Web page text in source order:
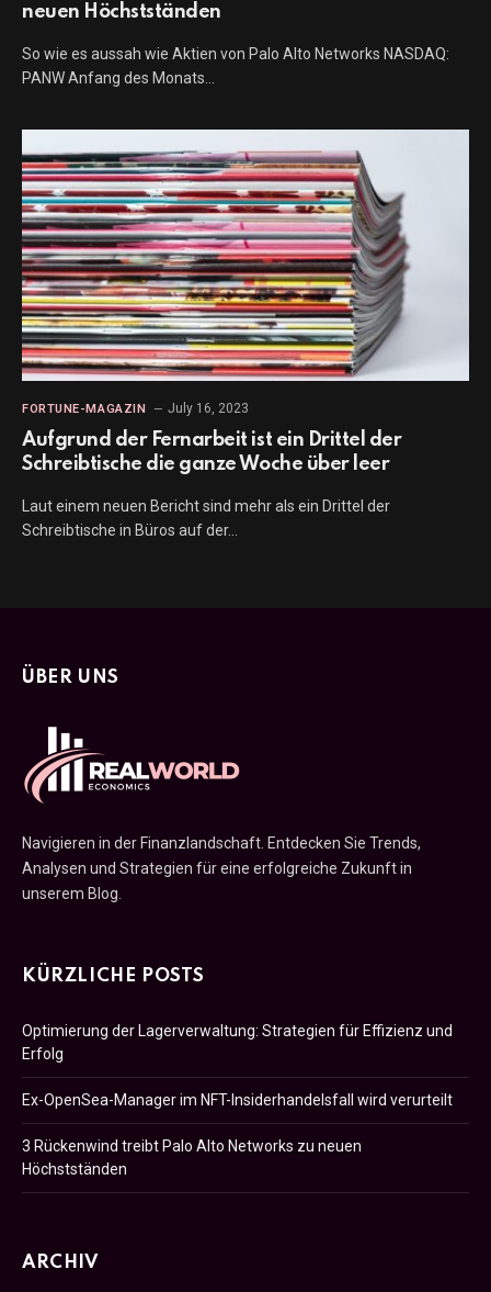
neuen Höchstständen
So wie es aussah wie Aktien von Palo Alto Networks NASDAQ:
PANW Anfang des Monats…
FORTUNE-MAGAZIN July 16, 2023
Aufgrund der Fernarbeit ist ein Drittel der
Schreibtische die ganze Woche über leer
Laut einem neuen Bericht sind mehr als ein Drittel der
Schreibtische in Büros auf der…
ÜBER UNS
Navigieren in der Finanzlandschaft. Entdecken Sie Trends,
Analysen und Strategien für eine erfolgreiche Zukunft in
unserem Blog.
KÜRZLICHE POSTS
Optimierung der Lagerverwaltung: Strategien für Effizienz und
Erfolg
Ex-OpenSea-Manager im NFT-Insiderhandelsfall wird verurteilt
3 Rückenwind treibt Palo Alto Networks zu neuen
Höchstständen
ARCHIV